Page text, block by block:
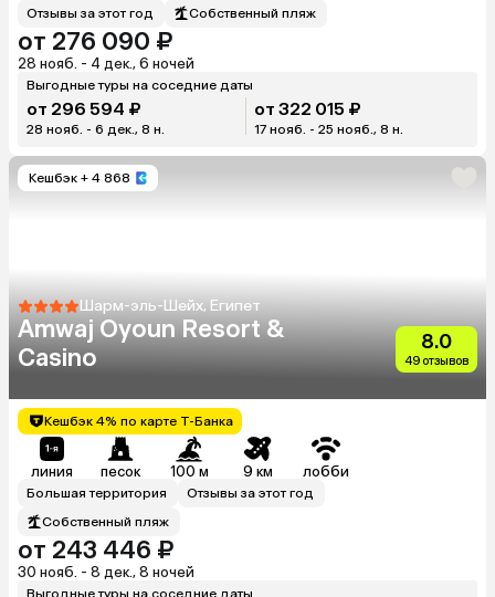
Отзывы за этот год Собственный пляж
от 276 090 ₽
28 нояб. - 4 дек., 6 ночей
Выгодные туры на соседние даты
от 296 594 ₽
28 нояб. - 6 дек., 8 н.
от 322 015 ₽
17 нояб. - 25 нояб., 8 н.
Кешбэк + 4 868
Шарм-эль-Шейх, Египет
Amwaj Oyoun Resort &
Casino
8.0
49 отзывов
Кешбэк 4% по карте Т-Банка
линия песок 100 м 9 км лобби
Большая территория
Отзывы за этот год
Собственный пляж
от 243 446 ₽
30 нояб. - 8 дек., 8 ночей
Выгодные туры на соседние даты